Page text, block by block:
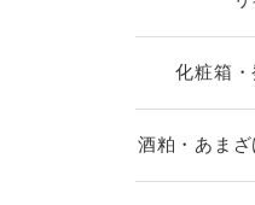
化粧箱
酒粕・あま